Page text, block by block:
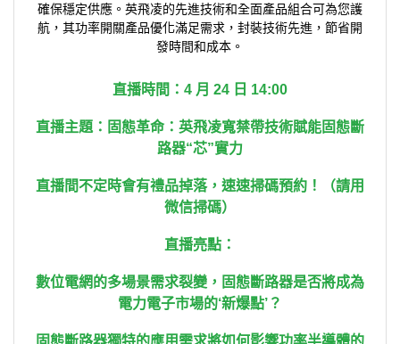
確保穩定供應。英飛凌的先進技術和全面產品組合可為您護
航，其功率開關產品優化滿足需求，封裝技術先進，節省開
發時間和成本。
直播時間：4 月 24 日 14:00
直播主題：固態革命：英飛凌寬禁帶技術賦能固態斷
路器“芯”實力
直播間不定時會有禮品掉落，速速掃碼預約！（請用
微信掃碼）
直播亮點：
數位電網的多場景需求裂變，固態斷路器是否將成為
電力電子市場的‘新爆點’？
固態斷路器獨特的應用需求將如何影響功率半導體的